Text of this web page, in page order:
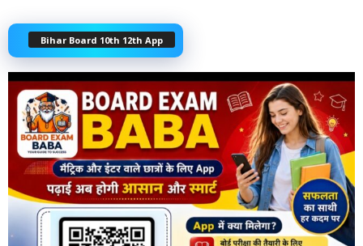
Bihar Board 10th 12th App